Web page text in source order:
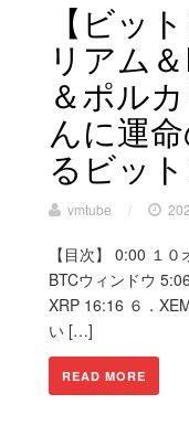
【ビッ
リアム
＆ポル
んに運
るビッ
vmtube /
【目次】 0:00 １
BTCウィンドウ
XRP 16:16 ６．
い […]
READ MORE